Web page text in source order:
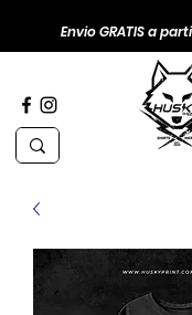
Envio GRATIS a